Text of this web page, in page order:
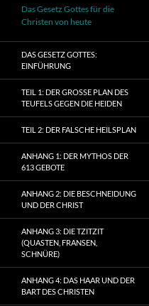
Das Gesetz Gottes für die
Christen von heute
DAS GESETZ GOTTES:
EINFÜHRUNG
TEIL 1: DER GROSSE PLAN DES T
EUFELS GEGEN DIE HEIDEN
TEIL 2: DER FALSCHE HEILSPLAN
ANHANG 1: DER MYTHOS DER
613 GEBOTE
ANHANG 2: DIE BESCHNEIDUNG
UND DER CHRIST
ANHANG 3: DIE TZITZIT
(QUASTEN, FRANSEN,
SCHNÜRE)
ANHANG 4: DAS HAAR UND DER
BART DES CHRISTEN